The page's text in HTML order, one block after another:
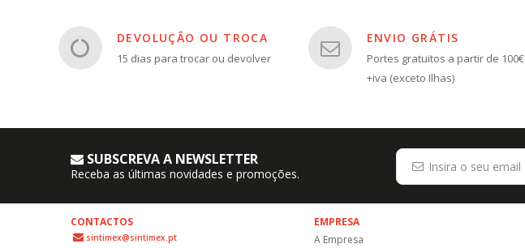
DEVOLUÇÃO OU TROCA
15 dias para trocar ou devolver
ENVIO GRÁTIS
Portes gratuitos a partir de 100€
+iva (exceto Ilhas)
SUBSCREVA A NEWSLETTER
Receba as últimas novidades e promoções.
CONTACTOS
sintimex@sintimex.pt
EMPRESA
A Empresa